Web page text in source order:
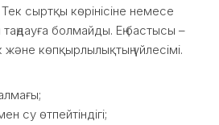
сыртқы көрінісіне немесе
болмайды. Ең бастысы –
және көпқырлылықтың үйлесімі.
су өтпейтіндігі;